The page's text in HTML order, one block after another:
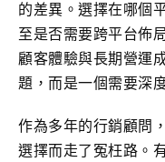
的差異。選擇在哪個
至是否需要跨平台佈
顧客體驗與長期營運
題，而是一個需要深
作為多年的行銷顧問
選擇而走了冤枉路。